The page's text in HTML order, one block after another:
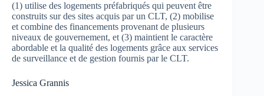
(1) utilise des logements préfabriqués qui peuvent être
construits sur des sites acquis par un CLT, (2) mobilise
et combine des financements provenant de plusieurs
niveaux de gouvernement, et (3) maintient le caractère
abordable et la qualité des logements grâce aux services
de surveillance et de gestion fournis par le CLT.
Jessica Grannis